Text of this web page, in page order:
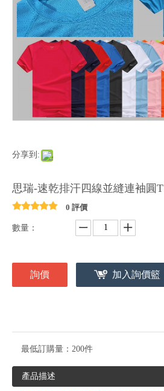
分享到:
思瑞-速乾排汗四線並縫連袖圓T
0 評價
數量：
詢價 加入詢價籃
最低訂購量： 200件
產品描述